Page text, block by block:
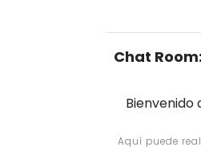
Chat
Bienvenido
Aquí puede